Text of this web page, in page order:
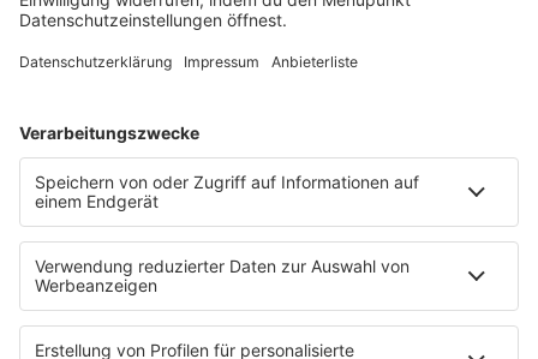
Programm
Livestreams
Programschedule
KISS NATION
Aktionen